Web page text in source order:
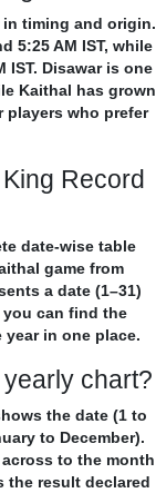
timing and origin.
5:25 AM IST, while
IST. Disawar is one
Kaithal has grown
players who prefer
Record
date-wise table
game from
a date (1–31)
you can find the
in one place.
chart?
the date (1 to
to December).
to the month
result declared